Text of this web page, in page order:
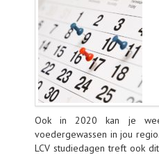
AGENDA
OVER LCV
CONTACT
Ook in 2020 kan je
voedergewassen in jou
LCV studiedagen treft ook